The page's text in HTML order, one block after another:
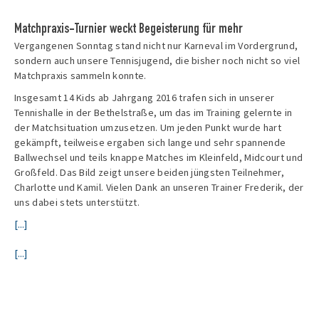
Matchpraxis-Turnier weckt Begeisterung für mehr
Vergangenen Sonntag stand nicht nur Karneval im Vordergrund,
sondern auch unsere Tennisjugend, die bisher noch nicht so viel
Matchpraxis sammeln konnte.
Insgesamt 14 Kids ab Jahrgang 2016 trafen sich in unserer
Tennishalle in der Bethelstraße, um das im Training gelernte in
der Matchsituation umzusetzen. Um jeden Punkt wurde hart
gekämpft, teilweise ergaben sich lange und sehr spannende
Ballwechsel und teils knappe Matches im Kleinfeld, Midcourt und
Großfeld. Das Bild zeigt unsere beiden jüngsten Teilnehmer,
Charlotte und Kamil. Vielen Dank an unseren Trainer Frederik, der
uns dabei stets unterstützt.
[...]
[...]